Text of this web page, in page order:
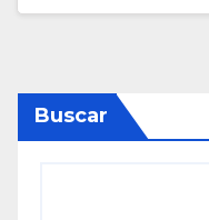
Buscar